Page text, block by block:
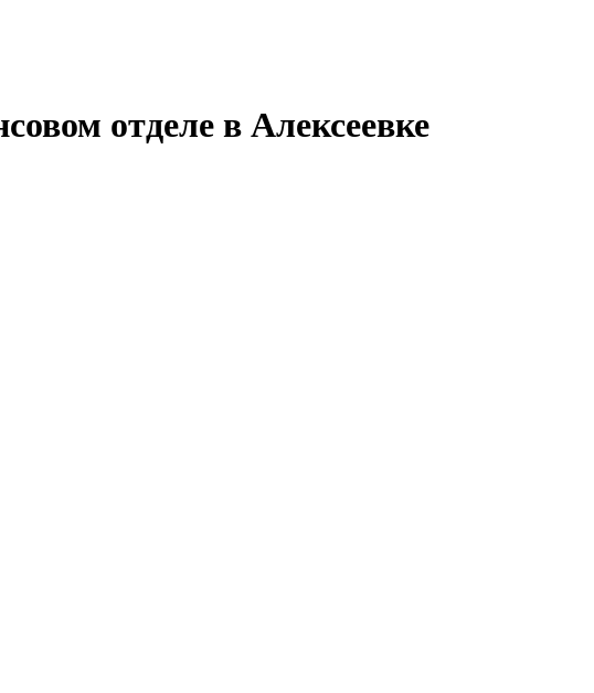
отделе в Алексеевке